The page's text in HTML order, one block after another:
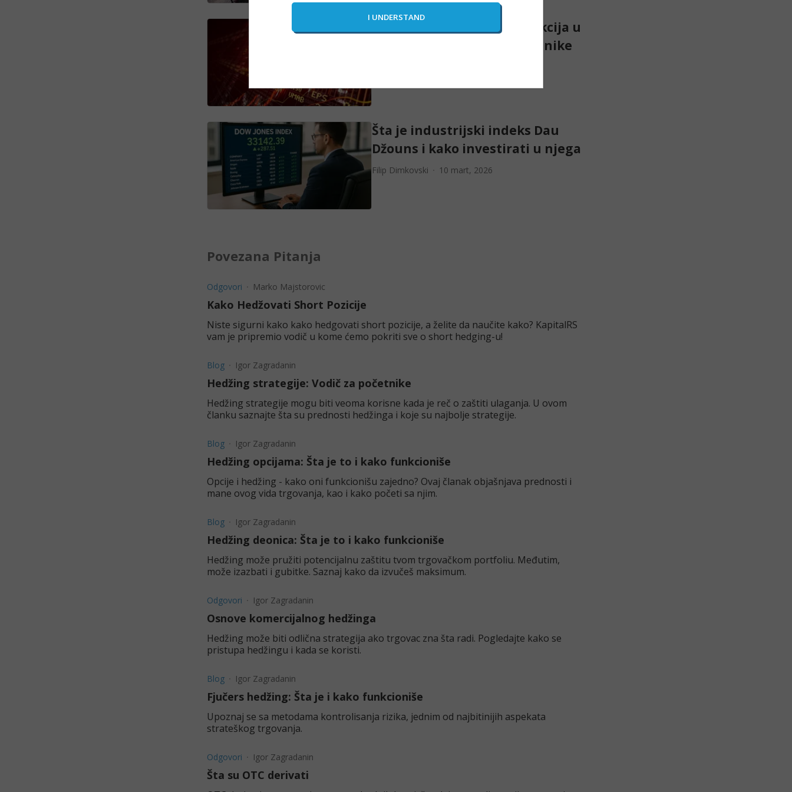
Kako trgovati CFD-ovima akcija u
2026. godini: Vodič za početnike
Šta je industrijski indeks Dau
Džouns i kako investirati u njega
Filip Dimkovski 10 mart, 2026
Povezana Pitanja
Odgovori Marko Majstorovic
Kako Hedžovati Short Pozicije
Niste sigurni kako kako hedgovati short pozicije, a želite da naučite kako? KapitalRS
vam je pripremio vodič u kome ćemo pokriti sve o short hedging-u!
Blog Igor Zagradanin
Hedžing strategije: Vodič za početnike
Hedžing strategije mogu biti veoma korisne kada je reč o zaštiti ulaganja. U ovom
članku saznajte šta su prednosti hedžinga i koje su najbolje strategije.
Blog Igor Zagradanin
Hedžing opcijama: Šta je to i kako funkcioniše
Opcije i hedžing - kako oni funkcionišu zajedno? Ovaj članak objašnjava prednosti i
mane ovog vida trgovanja, kao i kako početi sa njim.
Blog Igor Zagradanin
Hedžing deonica: Šta je to i kako funkcioniše
Hedžing može pružiti potencijalnu zaštitu tvom trgovačkom portfoliu. Međutim,
može izazbati i gubitke. Saznaj kako da izvučeš maksimum.
Odgovori Igor Zagradanin
Osnove komercijalnog hedžinga
Hedžing može biti odlična strategija ako trgovac zna šta radi. Pogledajte kako se
pristupa hedžingu i kada se koristi.
Blog Igor Zagradanin
Fjučers hedžing: Šta je i kako funkcioniše
Upoznaj se sa metodama kontrolisanja rizika, jednim od najbitinijih aspekata
strateškog trgovanja.
Odgovori Igor Zagradanin
Šta su OTC derivati